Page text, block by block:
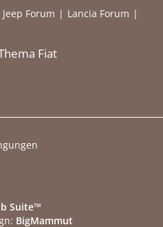
Jeep Forum
Lancia Forum
Fiat
Suite™
BigMammut